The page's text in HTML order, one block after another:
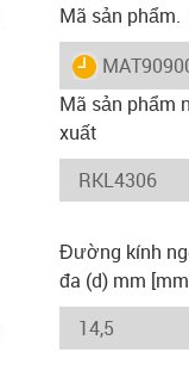
Mã sản phẩm.
igus-icon-
Mã sản phẩm
xuất
Đường kính
đa (d) mm